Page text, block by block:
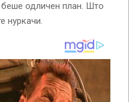
беше одличен план. Што
нуркачи.